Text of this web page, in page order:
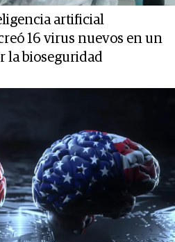
artificial
16 virus nuevos en un
la bioseguridad